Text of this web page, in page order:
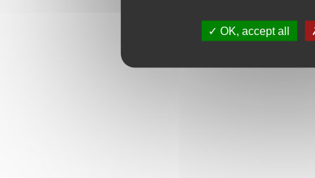
OK, accept all